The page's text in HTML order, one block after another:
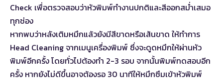
Check เพื่อตรวจสอบว่าหัวพิมพ์ทำงานปกติและสีออกสม่ำเสมอ
ทุกช่อง
หากพบว่าหลังเติมหมึกแล้วยังมีสีขาดหรือเส้นขาด ให้ทำการ
Head Cleaning จากเมนูเครื่องพิมพ์ ซึ่งจะดูดหมึกให้ผ่านหัว
พิมพ์อีกครั้ง โดยทั่วไปต้องทำ 2-3 รอบ จากนั้นพิมพ์ทดสอบอีก
ครั้ง หากยังไม่ดีขึ้นอาจต้องรอ 30 นาทีให้หมึกซึมเข้าหัวพิมพ์